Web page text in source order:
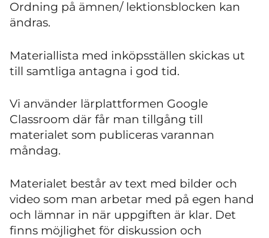
Ordning på ämnen/ lektionsblocken kan
ändras.
Materiallista med inköpsställen skickas ut
till samtliga antagna i god tid.
Vi använder lärplattformen Google
Classroom där får man tillgång till
materialet som publiceras varannan
måndag.
Materialet består av text med bilder och
video som man arbetar med på egen hand
och lämnar in när uppgiften är klar. Det
finns möjlighet för diskussion och